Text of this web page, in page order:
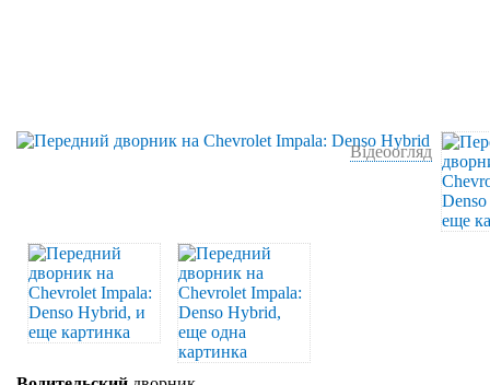
Відеоогляд